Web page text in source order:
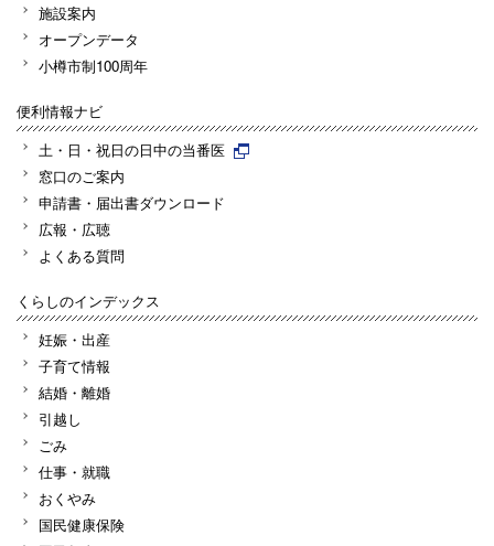
施設案内
オープンデータ
小樽市制100周年
便利情報ナビ
土・日・祝日の日中の当番医
窓口のご案内
申請書・届出書ダウンロード
広報・広聴
よくある質問
くらしのインデックス
妊娠・出産
子育て情報
結婚・離婚
引越し
ごみ
仕事・就職
おくやみ
国民健康保険